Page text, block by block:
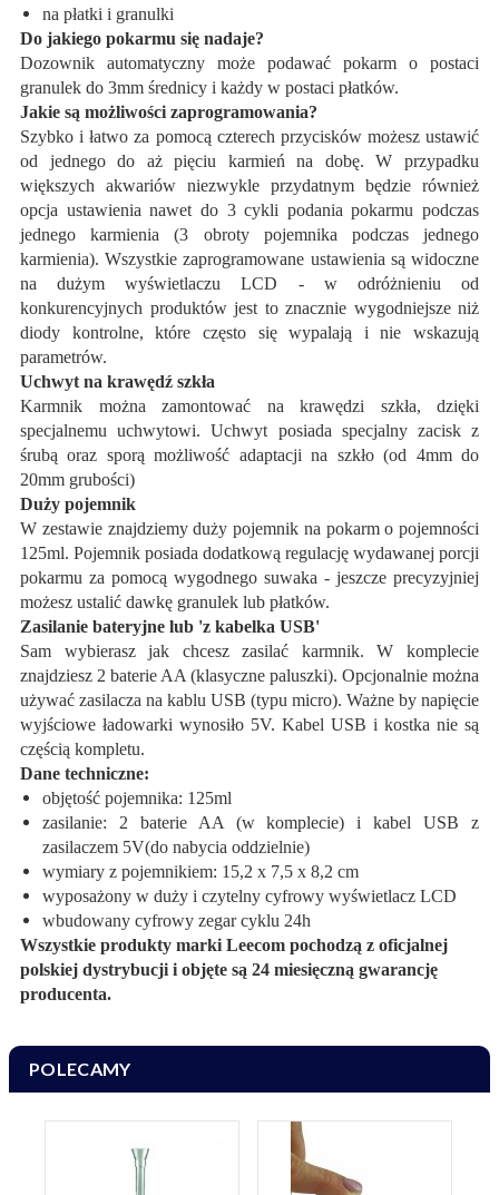
na płatki i granulki
Do jakiego pokarmu się nadaje?
Dozownik automatyczny może podawać pokarm o postaci
granulek do 3mm średnicy i każdy w postaci płatków.
Jakie są możliwości zaprogramowania?
Szybko i łatwo za pomocą czterech przycisków możesz ustawić
od jednego do aż pięciu karmień na dobę. W przypadku
większych akwariów niezwykle przydatnym będzie również
opcja ustawienia nawet do 3 cykli podania pokarmu podczas
jednego karmienia (3 obroty pojemnika podczas jednego
karmienia). Wszystkie zaprogramowane ustawienia są widoczne
na dużym wyświetlaczu LCD - w odróżnieniu od
konkurencyjnych produktów jest to znacznie wygodniejsze niż
diody kontrolne, które często się wypalają i nie wskazują
parametrów.
Uchwyt na krawędź szkła
Karmnik można zamontować na krawędzi szkła, dzięki
specjalnemu uchwytowi. Uchwyt posiada specjalny zacisk z
śrubą oraz sporą możliwość adaptacji na szkło (od 4mm do
20mm grubości)
Duży pojemnik
W zestawie znajdziemy duży pojemnik na pokarm o pojemności
125ml. Pojemnik posiada dodatkową regulację wydawanej porcji
pokarmu za pomocą wygodnego suwaka - jeszcze precyzyjniej
możesz ustalić dawkę granulek lub płatków.
Zasilanie bateryjne lub 'z kabelka USB'
Sam wybierasz jak chcesz zasilać karmnik. W komplecie
znajdziesz 2 baterie AA (klasyczne paluszki). Opcjonalnie można
używać zasilacza na kablu USB (typu micro). Ważne by napięcie
wyjściowe ładowarki wynosiło 5V. Kabel USB i kostka nie są
częścią kompletu.
Dane techniczne:
objętość pojemnika: 125ml
zasilanie: 2 baterie AA (w komplecie) i kabel USB z
zasilaczem 5V(do nabycia oddzielnie)
wymiary z pojemnikiem: 15,2 x 7,5 x 8,2 cm
wyposażony w duży i czytelny cyfrowy wyświetlacz LCD
wbudowany cyfrowy zegar cyklu 24h
Wszystkie produkty marki Leecom pochodzą z oficjalnej
polskiej dystrybucji i objęte są 24 miesięczną gwarancję
producenta.
POLECAMY